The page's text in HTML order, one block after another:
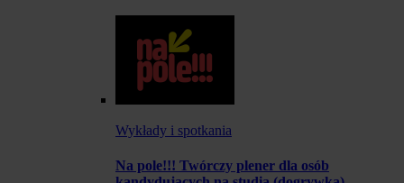
Wykłady i spotkania
Na pole!!! Twórczy plener dla osób